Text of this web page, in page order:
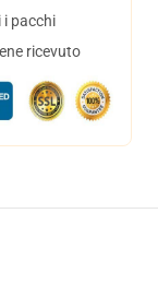
pacchi
ricevuto